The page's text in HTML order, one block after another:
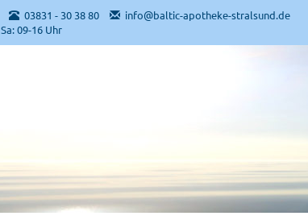
03831 - 30 38 80
info@baltic-apotheke-stralsund.de
09-16 Uhr